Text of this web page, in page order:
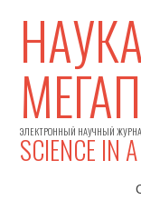
ЭЛЕКТРОННЫЙ НАУЧНЫЙ
SCIENCE IN